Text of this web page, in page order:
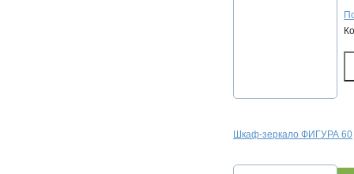
Шкаф-зеркало ФИГУРА 60